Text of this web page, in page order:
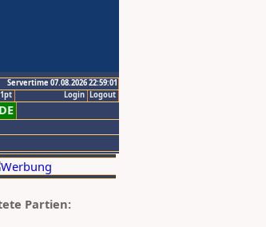
Servertime 07.08.2026 22:59:01
Logout
Login
Partien: